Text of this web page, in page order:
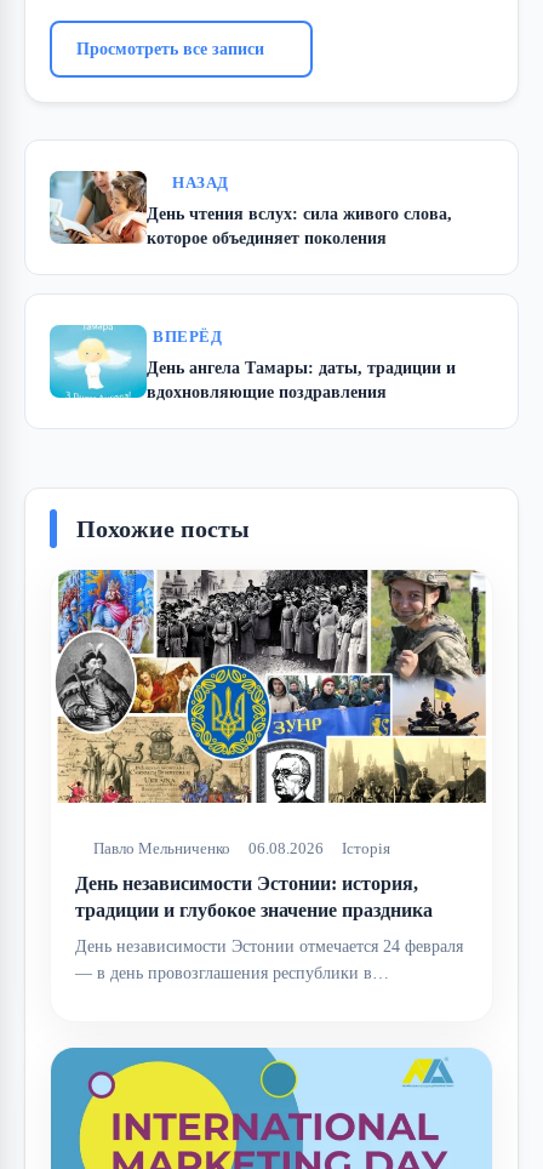
Просмотреть все записи
НАЗАД
День чтения вслух: сила живого слова,
которое объединяет поколения
ВПЕРЁД
День ангела Тамары: даты, традиции и
вдохновляющие поздравления
Похожие посты
Павло Мельниченко 06.08.2026 Історія
День независимости Эстонии: история,
традиции и глубокое значение праздника
День независимости Эстонии отмечается 24 февраля
— в день провозглашения республики в…